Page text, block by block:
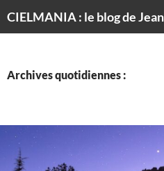
Archives quotidiennes :